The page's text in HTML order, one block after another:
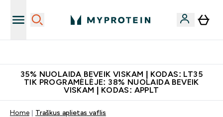
35% NUOLAIDA BEVEIK VISKAM | KODAS: LT35
TIK PROGRAMĖLĖJE: 38% NUOLAIDA BEVEIK
VISKAM | KODAS: APPLT
Home Traškus aplietas vaflis